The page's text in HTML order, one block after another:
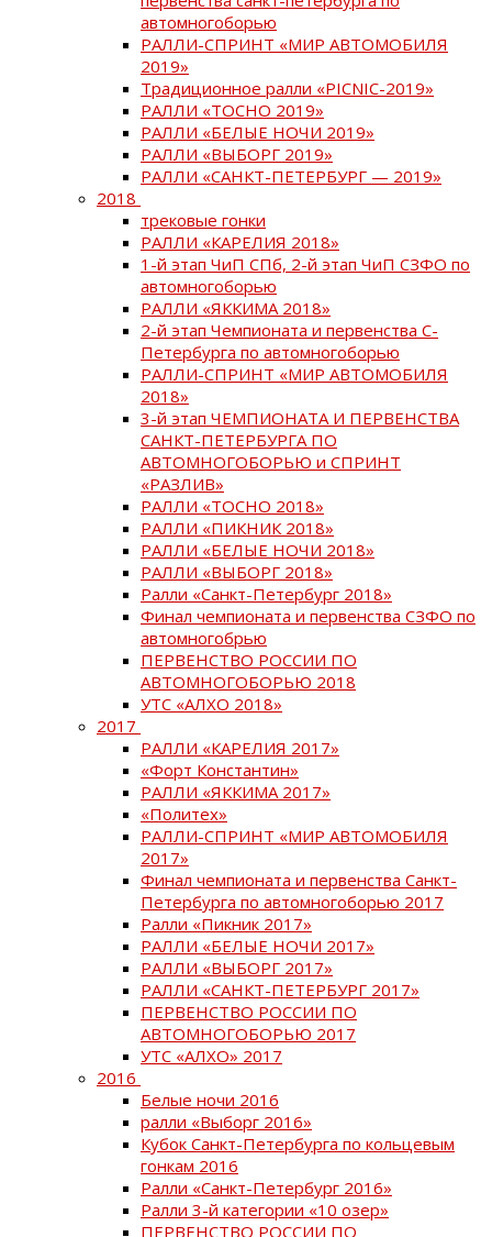
автомногоборью
РАЛЛИ-СПРИНТ «МИР АВТОМОБИЛЯ
2019»
Традиционное ралли «PICNIC-2019»
РАЛЛИ «ТОСНО 2019»
РАЛЛИ «БЕЛЫЕ НОЧИ 2019»
РАЛЛИ «ВЫБОРГ 2019»
РАЛЛИ «САНКТ-ПЕТЕРБУРГ — 2019»
2018
трековые гонки
РАЛЛИ «КАРЕЛИЯ 2018»
1-й этап ЧиП СПб, 2-й этап ЧиП СЗФО по
автомногоборью
РАЛЛИ «ЯККИМА 2018»
2-й этап Чемпионата и первенства С-
Петербурга по автомногоборью
РАЛЛИ-СПРИНТ «МИР АВТОМОБИЛЯ
2018»
3-й этап ЧЕМПИОНАТА И ПЕРВЕНСТВА
САНКТ-ПЕТЕРБУРГА ПО
АВТОМНОГОБОРЬЮ и СПРИНТ
«РАЗЛИВ»
РАЛЛИ «ТОСНО 2018»
РАЛЛИ «ПИКНИК 2018»
РАЛЛИ «БЕЛЫЕ НОЧИ 2018»
РАЛЛИ «ВЫБОРГ 2018»
Ралли «Санкт-Петербург 2018»
Финал чемпионата и первенства СЗФО по
автомногобрью
ПЕРВЕНСТВО РОССИИ ПО
АВТОМНОГОБОРЬЮ 2018
УТС «АЛХО 2018»
2017
РАЛЛИ «КАРЕЛИЯ 2017»
«Форт Константин»
РАЛЛИ «ЯККИМА 2017»
«Политех»
РАЛЛИ-СПРИНТ «МИР АВТОМОБИЛЯ
2017»
Финал чемпионата и первенства Санкт-
Петербурга по автомногоборью 2017
Ралли «Пикник 2017»
РАЛЛИ «БЕЛЫЕ НОЧИ 2017»
РАЛЛИ «ВЫБОРГ 2017»
РАЛЛИ «САНКТ-ПЕТЕРБУРГ 2017»
ПЕРВЕНСТВО РОССИИ ПО
АВТОМНОГОБОРЬЮ 2017
УТС «АЛХО» 2017
2016
Белые ночи 2016
ралли «Выборг 2016»
Кубок Санкт-Петербурга по кольцевым
гонкам 2016
Ралли «Санкт-Петербург 2016»
Ралли 3-й категории «10 озер»
ПЕРВЕНСТВО РОССИИ ПО